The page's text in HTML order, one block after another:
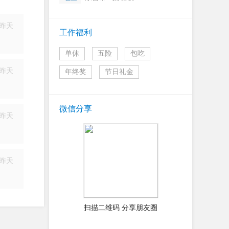
昨天
昨天
昨天
昨天
工作福利
单休 五险 包吃
年终奖 节日礼金
微信分享
扫描二维码 分享朋友圈